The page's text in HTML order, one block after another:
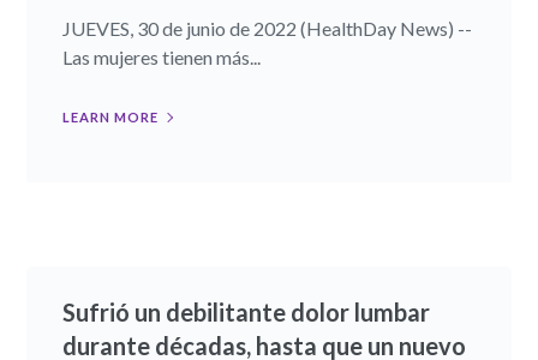
JUEVES, 30 de junio de 2022 (HealthDay News) --
Las mujeres tienen más...
LEARN MORE
Sufrió un debilitante dolor lumbar
durante décadas, hasta que un nuevo